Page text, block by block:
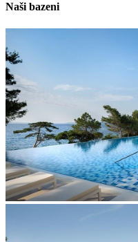
Naši bazeni